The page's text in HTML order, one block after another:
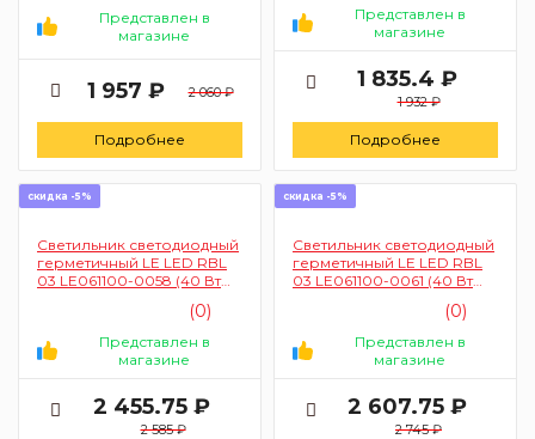
Представлен в
магазине
1 957 ₽ 2 060 ₽
Подробнее
Представлен в
магазине
1 835.4 ₽
1 932 ₽
Подробнее
скидка -5%
Светильник светодиодный
герметичный LE LED RBL
03 LE061100-0058 (40 Вт
(0)
Представлен в
магазине
2 455.75 ₽
2 585 ₽
скидка -5%
Светильник светодиодный
герметичный LE LED RBL
03 LE061100-0061 (40 Вт
(0)
Представлен в
магазине
2 607.75 ₽
2 745 ₽